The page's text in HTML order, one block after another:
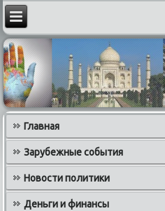
Главная
Зарубежные события
Новости политики
Деньги и финансы